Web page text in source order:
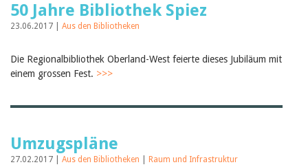
50 Jahre Bibliothek Spiez
23.06.2017 | Aus den Bibliotheken
Die Regionalbibliothek Oberland-West feierte dieses Jubiläum mit
einem grossen Fest. >>>
Umzugspläne
27.02.2017 | Aus den Bibliotheken Raum und Infrastruktur